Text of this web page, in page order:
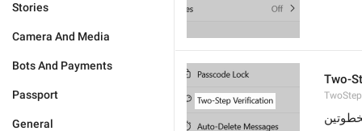
Stories
Camera And Media
Bots And Payments
Passport
General
Two-